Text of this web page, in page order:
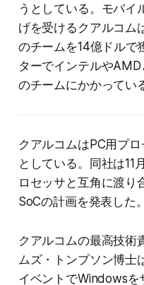
うとしている。モバイ
げを受けるクアルコム
のチームを14億ドルで
ターでインテルや
のチームにかかってい
クアルコムはPC用プ
としている。同社は
ロセッサと互角に渡り
SoCの計画を発表した。
クアルコムの最高技術
ムズ・トンプソン博士
イベントでWindowsを